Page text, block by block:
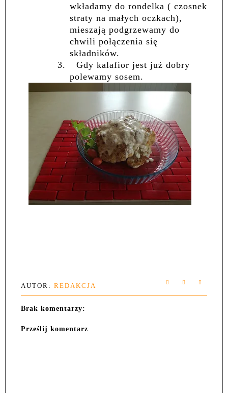
wkładamy do rondelka ( czosnek
straty na małych oczkach),
mieszają podgrzewamy do
chwili połączenia się
składników.
3.
Gdy kalafior jest już dobry
polewamy sosem.
AUTOR: REDAKCJA
Brak komentarzy:
Prześlij komentarz